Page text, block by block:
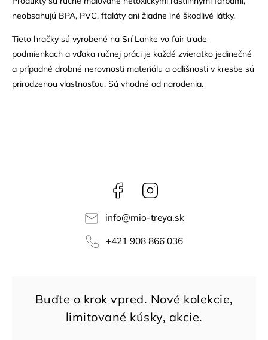
neobsahujú BPA, PVC, ftaláty ani žiadne iné škodlivé látky.
Tieto hračky sú vyrobené na Srí Lanke vo fair trade
podmienkach a vďaka ručnej práci je každé zvieratko jedinečné
a prípadné drobné nerovnosti materiálu a odlišnosti v kresbe sú
prirodzenou vlastnosťou. Sú vhodné od narodenia.
Facebook
info@mio-treya.sk
+421 908 866 036